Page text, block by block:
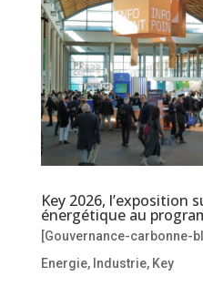
Key 2026, l’exposition
énergétique au
[Gouvernance-carbonne-
Energie, Industrie, Key